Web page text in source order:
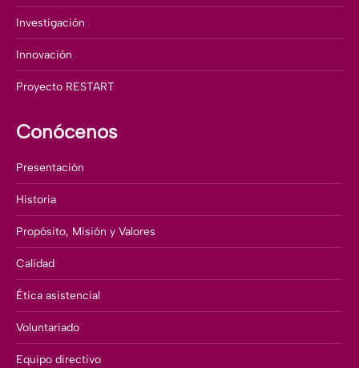
Investigación
Innovación
Proyecto RESTART
Conócenos
Presentación
Historia
Propósito, Misión y Valores
Calidad
Ética asistencial
Voluntariado
Equipo directivo